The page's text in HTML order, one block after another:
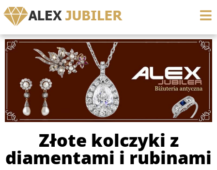
Złote kolczyki z
diamentami i rubinami